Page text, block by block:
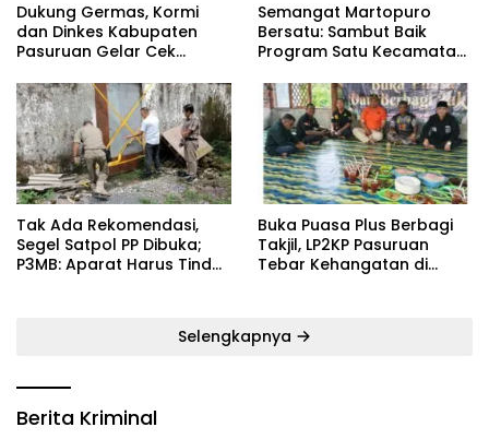
Dukung Germas, Kormi
dan Dinkes Kabupaten
Pasuruan Gelar Cek
Semangat Martopuro
Bersatu: Sambut Baik
Program Satu Kecamatan
Kebangkitan Persekabpas
‎Tak Ada Rekomendasi,
Segel Satpol PP Dibuka;
P3MB: Aparat Harus Tindak
‎Buka Puasa Plus Berbagi
Takjil, LP2KP Pasuruan
Tebar Kehangatan di
Selengkapnya
Berita Kriminal